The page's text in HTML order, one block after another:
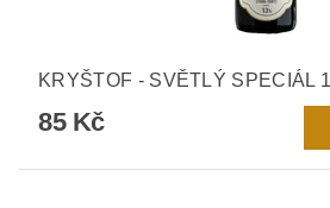
KRYŠTOF - SVĚTLÝ SPECIÁL
85 Kč